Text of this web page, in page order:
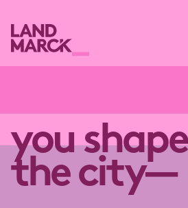
you shape
the city—